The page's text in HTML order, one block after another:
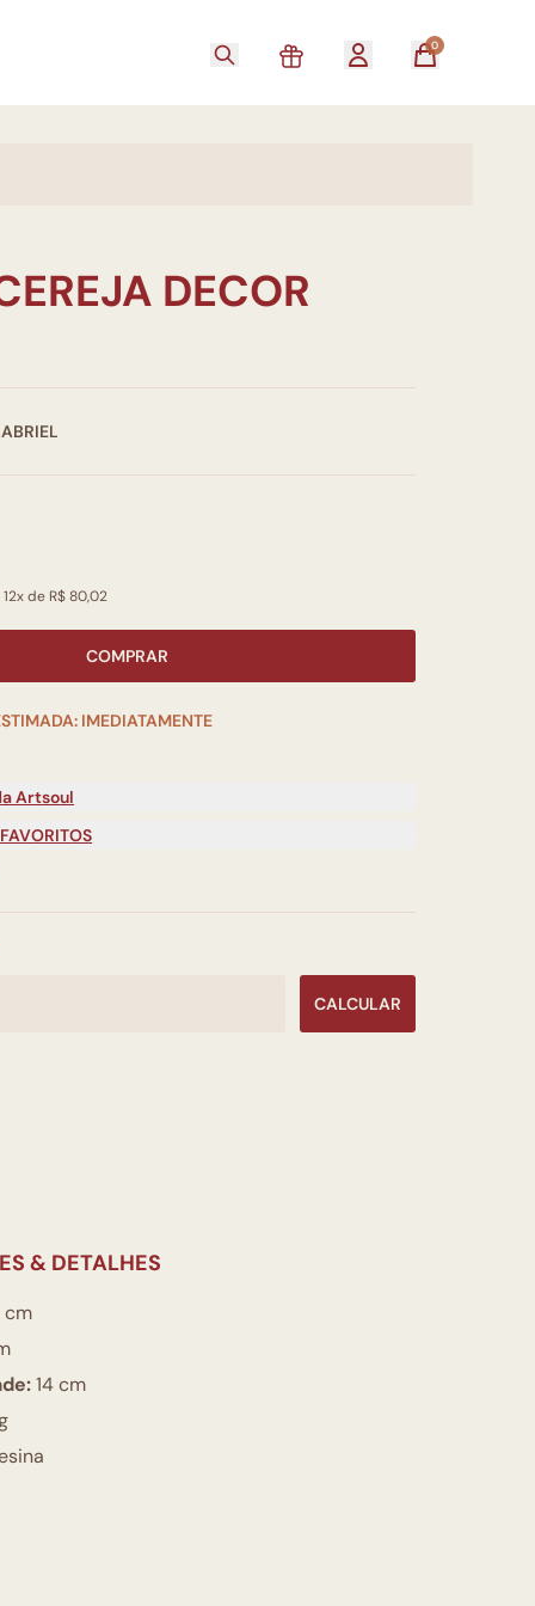
0
DECOR
de R$ 80,02
COMPRAR
IMEDIATAMENTE
Artsoul
CALCULAR
& DETALHES
cm
14 cm